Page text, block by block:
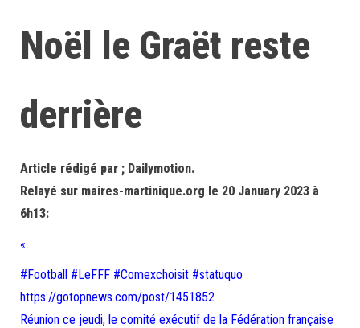
Noël le Graët reste
derrière
Article rédigé par ; Dailymotion.
Relayé sur maires-martinique.org le 20 January 2023 à
6h13:
«
#Football #LeFFF #Comexchoisit #statuquo
https://gotopnews.com/post/1451852
Réunion ce jeudi, le comité exécutif de la Fédération française